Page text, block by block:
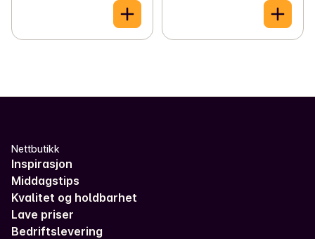
Nettbutikk
Inspirasjon
Middagstips
Kvalitet og holdbarhet
Lave priser
Bedriftslevering